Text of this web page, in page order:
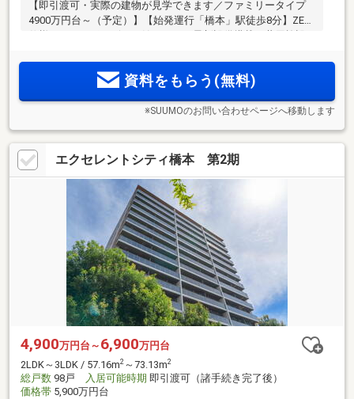
【即引渡可・実際の建物が見学できます／ファミリータイプ
4900万円台～（予定）】【始発運行「橋本」駅徒歩8分】ZEH
境も充実の好立地に堂々誕生！
資料をもらう(無料)
※SUUMOのお問い合わせページへ移動します
エクセレントシティ橋本 第2期
4,900万円台～ 6,900万円台
2LDK～3LDK / 57.16m2 ～73.13m2
総戸数 98戸 入居可能時期 即引渡可（諸手続き完了後）
価格帯 5,900万円台